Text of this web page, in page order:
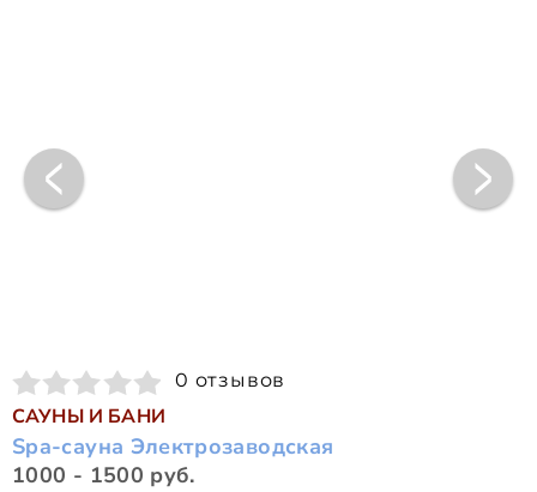
0 отзывов
САУНЫ И БАНИ
Spa-сауна Электрозаводская
1000 - 1500 руб.